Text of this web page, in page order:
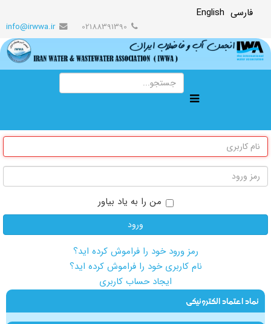
فارسی English
info@irwwa.ir
من را به یاد بیاور
ورود
رمز ورود خود را فراموش کرده اید؟
نام کاربری خود را فراموش کرده اید؟
ایجاد حساب کاربری
نماد اعتماد الکترونیکی